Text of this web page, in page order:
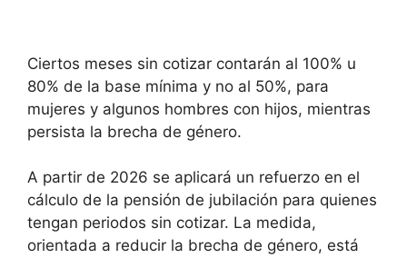
Ciertos meses sin cotizar contarán al 100% u
80% de la base mínima y no al 50%, para
mujeres y algunos hombres con hijos, mientras
persista la brecha de género.
A partir de 2026 se aplicará un refuerzo en el
cálculo de la pensión de jubilación para quienes
tengan periodos sin cotizar. La medida,
orientada a reducir la brecha de género, está